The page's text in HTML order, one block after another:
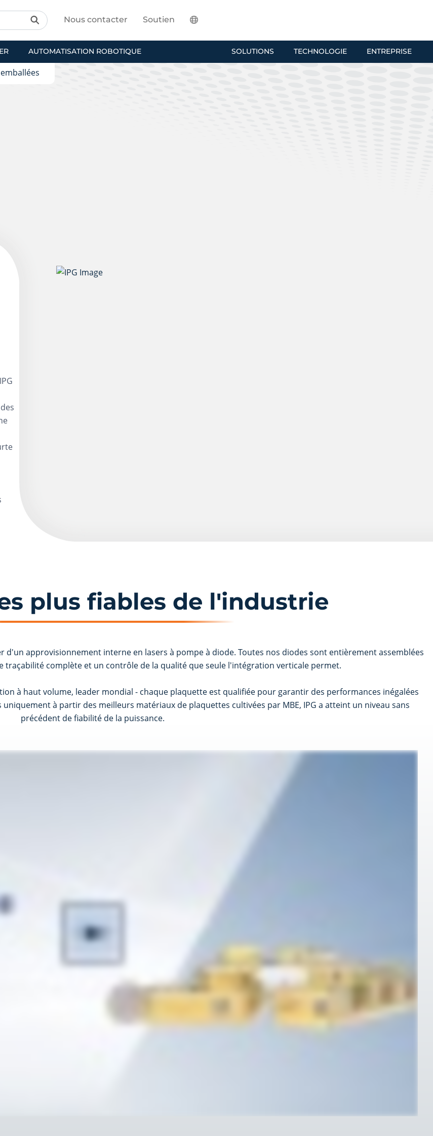
AUTOMATISATION ROBOTIQUE SOLUTIONS TECHNOLOGIE ENTREPRISE
Nous contacter Soutien
plus fiables de l'industrie
d'un approvisionnement interne en lasers à pompe à diode. Toutes nos diodes sont entièrement assemblées
traçabilité complète et un contrôle de la qualité que seule l'intégration verticale permet.
à haut volume, leader mondial - chaque plaquette est qualifiée pour garantir des performances inégalées
à partir des meilleurs matériaux de plaquettes cultivées par MBE, IPG a atteint un niveau sans
précédent de fiabilité de la puissance.